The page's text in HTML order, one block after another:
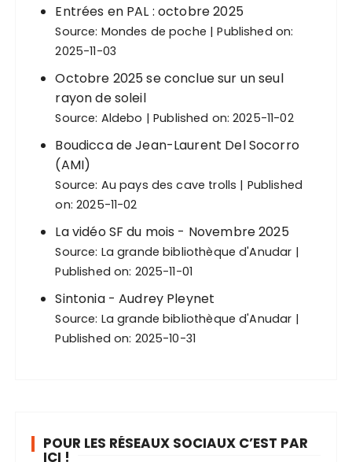
Entrées en PAL : octobre 2025
Source: Mondes de poche
Published on:
2025-11-03
Octobre 2025 se conclue sur un seul
rayon de soleil
Source: Aldebo Published on: 2025-11-02
Boudicca de Jean-Laurent Del Socorro
(AMI)
Source: Au pays des cave trolls
Published
on: 2025-11-02
La vidéo SF du mois - Novembre 2025
Source: La grande bibliothèque d'Anudar
Published on: 2025-11-01
Sintonia - Audrey Pleynet
Source: La grande bibliothèque d'Anudar
Published on: 2025-10-31
POUR LES RÉSEAUX SOCIAUX C’EST PAR
ICI !